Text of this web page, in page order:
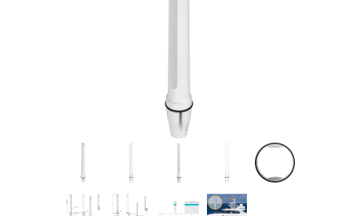
Industrielle Netzwerktechnik / Kommunikation
RMA / Rücksendung / Support
Enginko - mcf88
Fokus Technologies